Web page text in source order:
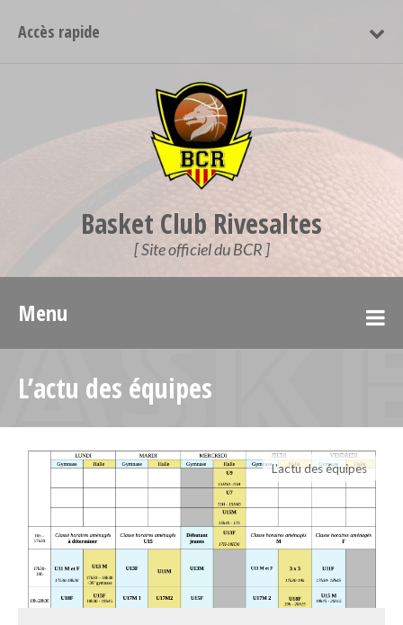
Accès rapide
Basket Club Rivesaltes
[ Site officiel du BCR ]
Menu
L’actu des équipes
L'actu des équipes